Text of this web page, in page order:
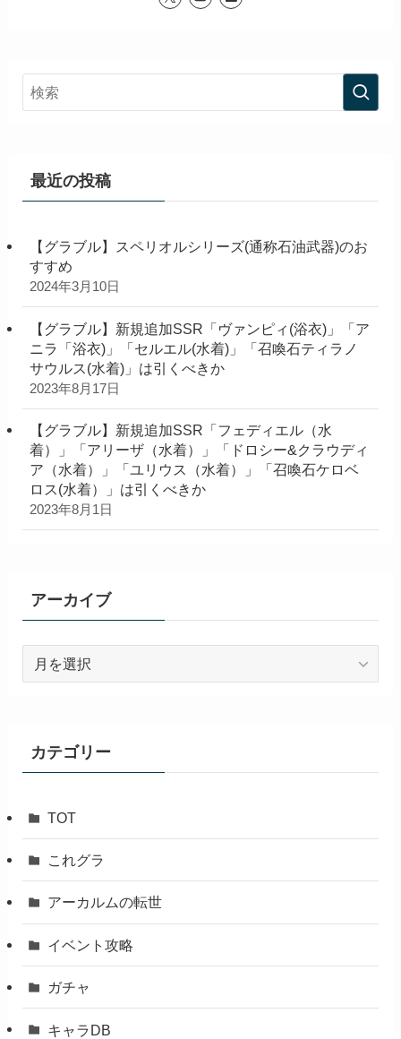
最近の投稿
【グラブル】スペリオルシリーズ(通称石油武器)のお
すすめ
2024年3月10日
【グラブル】新規追加SSR「ヴァンピィ(浴衣)」「ア
ニラ「浴衣)」「セルエル(水着)」「召喚石ティラノ
サウルス(水着)」は引くべきか
2023年8月17日
【グラブル】新規追加SSR「フェディエル（水
着）」「アリーザ（水着）」「ドロシー&クラウディ
ア（水着）」「ユリウス（水着）」「召喚石ケロベ
ロス(水着）」は引くべきか
2023年8月1日
アーカイブ
カテゴリー
TOT
これグラ
アーカルムの転世
イベント攻略
ガチャ
キャラDB